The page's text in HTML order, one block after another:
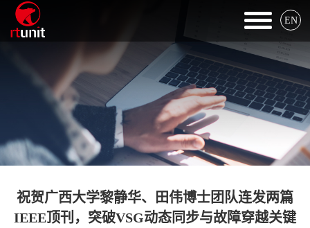
EN
祝贺广西大学黎静华、田伟博士团队连发两篇
IEEE顶刊，突破VSG动态同步与故障穿越关键